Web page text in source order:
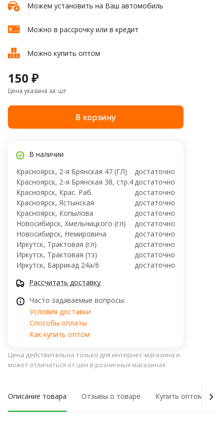
Можем установить на Ваш автомобиль
Можно в рассрочку или в кредит
Можно купить оптом
150 ₽
Цена указана за: шт
В корзину
В наличии
Красноярск, 2-я Брянская 47 (ГЛ)
достаточно
Красноярск, 2-я Брянская 38, стр.4достаточно
Красноярск, Крас. Раб.
достаточно
Красноярск, Ястынская
достаточно
Красноярск, Копылова
достаточно
Новосибирск, Хмельницкого (гл)
достаточно
Новосибирск, ​Немировича
достаточно
Иркутск, Трактовая (гл)
достаточно
Иркутск, Трактовая (тз)
достаточно
Иркутск, ​Баррикад 24а/6
достаточно
Рассчитать доставку
Часто задаваемые вопросы:
Условия доставки
Способы оплаты
Как купить оптом
Цена действительна только для интернет-магазина и
может отличаться от цен в розничных магазинах
Описание товара Отзывы о товаре Купить оптом